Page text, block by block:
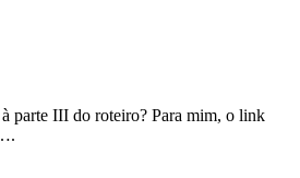
parte III do roteiro? Para mim, o link